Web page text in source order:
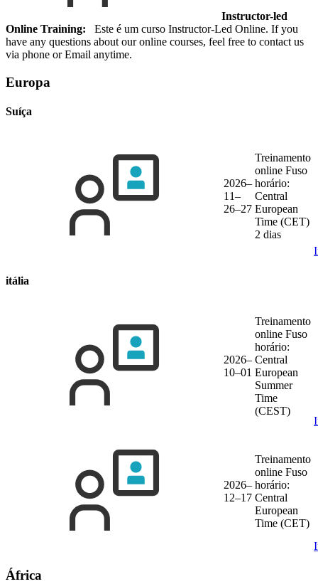
Instructor-led
Online Training: Este é um curso Instructor-Led Online. If you
have any questions about our online courses, feel free to contact us
via phone or Email anytime.
Europa
Suíça
2026–
11–
26–27
Treinamento
online Fuso
horário:
Central
European
Time (CET)
2 dias
itália
2026–
10–01
Treinamento
online Fuso
horário:
Central
European
Summer
Time
(CEST)
2026–
12–17
Treinamento
online Fuso
horário:
Central
European
Time (CET)
África